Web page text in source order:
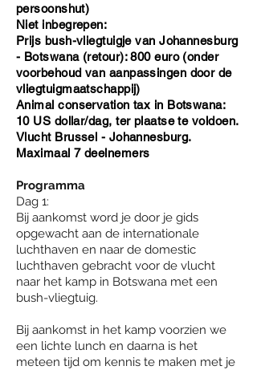
persoonshut)
Niet inbegrepen:
Prijs bush-vliegtuigje van Johannesburg
- Botswana (retour): 800 euro (onder
voorbehoud van aanpassingen door de
vliegtuigmaatschappij)
Animal conservation tax in Botswana:
10 US dollar/dag, ter plaatse te voldoen.
Vlucht Brussel - Johannesburg.
Maximaal 7 deelnemers
Programma
Dag 1:
Bij aankomst word je door je gids
opgewacht aan de internationale
luchthaven en naar de domestic
luchthaven gebracht voor de vlucht
naar het kamp in Botswana met een
bush-vliegtuig.
Bij aankomst in het kamp voorzien we
een lichte lunch en daarna is het
meteen tijd om kennis te maken met je